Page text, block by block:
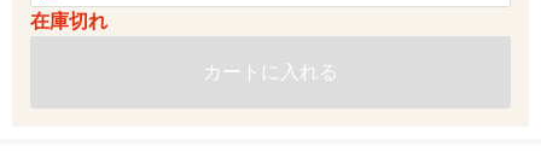
在庫切れ
カートに入れる